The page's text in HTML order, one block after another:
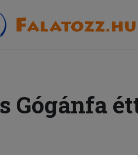
Gógánfa